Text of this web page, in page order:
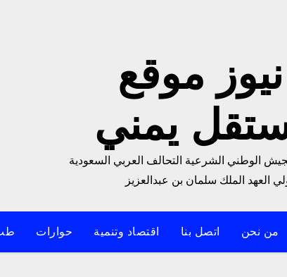
نيوز موقع
يمني
الوطني الشرعية التحالف العربي السعودية
العهد الملك سلمان بن عبدالعزيز
من نحن اتصل بنا اقتصاد وتنمية حوارات